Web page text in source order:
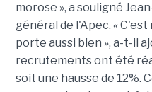
morose », a souligné
général de l'Apec. «
porte aussi bien », a-t-il
recrutements ont été
soit une hausse de 12%.